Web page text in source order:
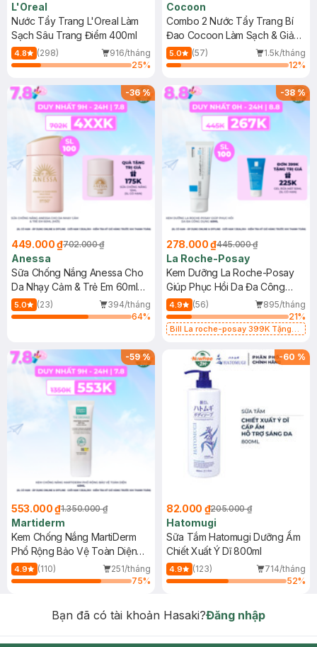
L'Oreal
Nước Tẩy Trang L'Oreal Làm
Sạch Sâu Trang Điểm 400ml
4.8 (298)
916/tháng
25%
Cocoon
Combo 2 Nước Tẩy Trang Bí
Đao Cocoon Làm Sạch & Giảm
Dầu 500ml
5.0 (57)
1.5k/tháng
12%
-36%
449.000 ₫702.000 ₫
Anessa
Sữa Chống Nắng Anessa Cho
Da Nhạy Cảm & Trẻ Em 60ml
(Mới)
5.0 (23)
394/tháng
64%
-38%
278.000 ₫445.000 ₫
La Roche-Posay
Kem Dưỡng La Roche-Posay
Giúp Phục Hồi Da Đa Công
Dụng 40ml
4.9 (56)
895/tháng
21%
Bill La roche-posay 399K Tặng
(SL có hạn)
-59%
553.000 ₫1.350.000 ₫
Martiderm
Kem Chống Nắng MartiDerm
Phổ Rộng Bảo Vệ Toàn Diện
40ml
4.9 (110)
251/tháng
75%
-60 %
82.000 ₫205.000 ₫
Hatomugi
Sữa Tắm Hatomugi Dưỡng Ẩm
Chiết Xuất Ý Dĩ 800ml
4.9 (123)
714/tháng
52%
Bạn đã có tài khoản Hasaki?Đăng nhập